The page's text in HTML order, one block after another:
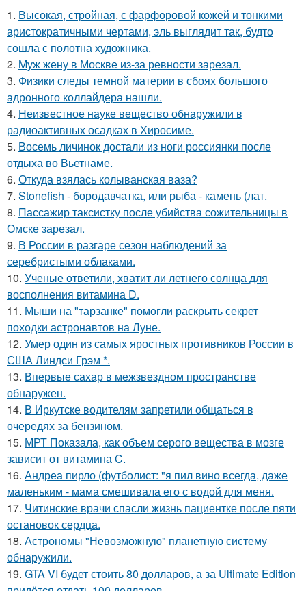
1. Высокая, стройная, с фарфоровой кожей и тонкими
аристократичными чертами, эль выглядит так, будто
сошла с полотна художника.
2. Mуж жену в Москве из-за ревности зарезал.
3. Физики следы темной материи в сбоях большого
адронного коллайдера нашли.
4. Неизвестное науке вещество обнаружили в
радиоактивных осадках в Хиросиме.
5. Восемь личинок достали из ноги россиянки после
отдыха во Вьетнаме.
6. Откуда взялась колыванская ваза?
7. Stonefish - бородавчатка, или рыба - камень (лат.
8. Пассажир таксистку после убийства сожительницы в
Омске зарезал.
9. В России в разгаре сезон наблюдений за
серебристыми облаками.
10. Ученые ответили, хватит ли летнего солнца для
восполнения витамина D.
11. Мыши на "тарзанке" помогли раскрыть секрет
походки астронавтов на Луне.
12. Умер один из самых яростных противников России в
США Линдси Грэм *.
13. Впервые сахар в межзвездном пространстве
обнаружен.
14. В Иркутске водителям запретили общаться в
очередях за бензином.
15. МРТ Показала, как объем серого вещества в мозге
зависит от витамина C.
16. Андреа пирло (футболист: "я пил вино всегда, даже
маленьким - мама смешивала его с водой для меня.
17. Читинские врачи спасли жизнь пациентке после пяти
остановок сердца.
18. Астрономы "Невозможную" планетную систему
обнаружили.
19. GTA VI будет стоить 80 долларов, а за Ultimate Edition